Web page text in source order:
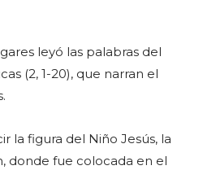
leyó las palabras del
(2, 1-20), que narran el
la figura del Niño Jesús, la
donde fue colocada en el